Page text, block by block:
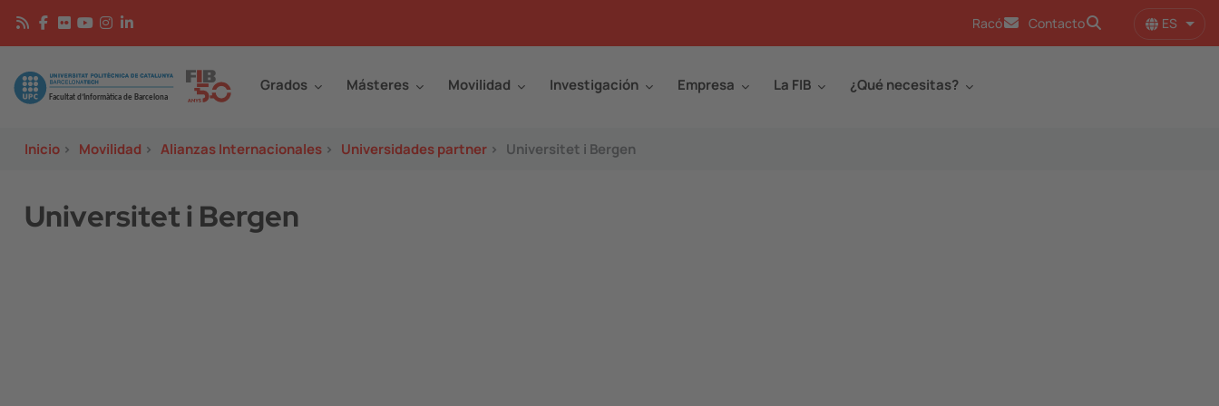
Pasar al contenido principal
Racó Contacto ES
Image Grados Másteres Movilidad Investigación Empresa La FIB ¿Qué necesitas?
Inicio > Movilidad > Alianzas Internacionales > Universidades partner > Universitet i Bergen
Universitet i Bergen